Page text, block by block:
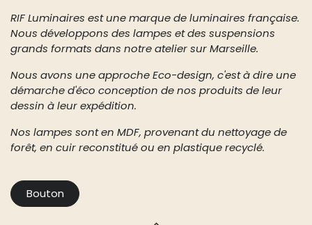
RIF Luminaires est une marque de luminaires française.
Nous développons des lampes et des suspensions
grands formats dans notre atelier sur Marseille.
Nous avons une approche Eco-design, c'est à dire une
démarche d'éco conception de nos produits de leur
dessin à leur expédition.
Nos lampes sont en MDF, provenant du nettoyage de
forêt, en cuir reconstitué ou en plastique recyclé.
Bouton